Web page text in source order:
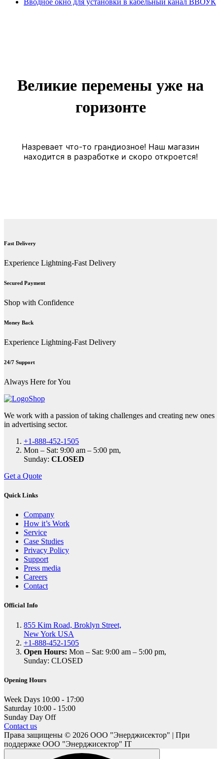
Вводное окно для установки в кабельный канал ВВОУК
Великие перемены уже на
горизонте
Назревает что-то грандиозное! Наш магазин
находится в разработке и скоро откроется!
Fast Delivery
Experience Lightning-Fast Delivery
Secured Payment
Shop with Confidence
Money Back
Experience Lightning-Fast Delivery
24/7 Support
Always Here for You
We work with a passion of taking challenges and creating new ones
in advertising sector.
+1-888-452-1505
Mon – Sat: 9:00 am – 5:00 pm,
Sunday: CLOSED
Get a Quote
Quick Links
Company
How it’s Work
Service
Case Studies
Privacy Policy
Support
Press media
Careers
Contact
Official Info
855 Kim Road, Broklyn Street,
New York USA
+1-888-452-1505
Open Hours: Mon – Sat: 9:00 am – 5:00 pm,
Sunday: CLOSED
Opening Hours
Week Days 10:00 - 17:00
Saturday 10:00 - 15:00
Sunday Day Off
Contact us
Права защищены © 2026 ООО "Энерджисектор" | При
поддержке ООО "Энерджисектор" IT